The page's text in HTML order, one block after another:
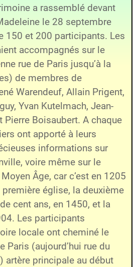
a rassemblé devant
le 28 septembre
150 et 200 participants. Les
accompagnés sur le
rue de Paris jusqu’à la
de membres de
Warendeuf, Allain Prigent,
Yvan Kutelmach, Jean-
Pierre Boisaubert. A chaque
ont apporté à leurs
informations sur
voire même sur le
Âge, car c’est en 1205
église, la deuxième
cent ans, en 1450, et la
Les participants
locale ont cheminé le
Paris (aujourd’hui rue du
artère principale au début